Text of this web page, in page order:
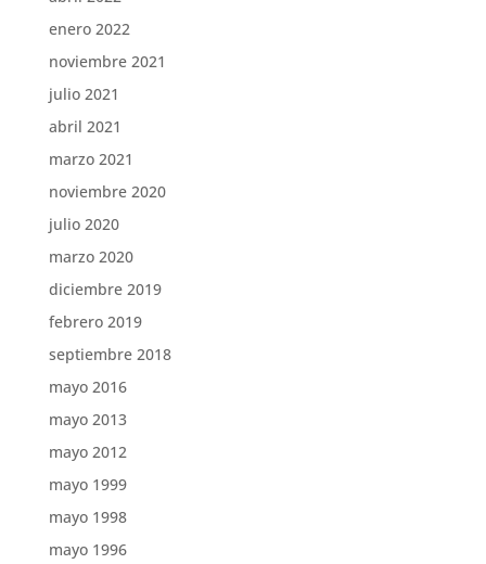
enero 2022
noviembre 2021
julio 2021
abril 2021
marzo 2021
noviembre 2020
julio 2020
marzo 2020
diciembre 2019
febrero 2019
septiembre 2018
mayo 2016
mayo 2013
mayo 2012
mayo 1999
mayo 1998
mayo 1996